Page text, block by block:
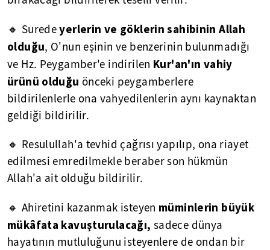
🔸 Suredeyerlerin ve göklerin sahibinin Allah
olduğu, O'nun eşinin ve benzerinin bulunmadığı
ve Hz. Peygamber'e indirilen Kur'an'ın vahiy
ürünü olduğu önceki peygamberlere
bildirilenlerle ona vahyedilenlerin aynı kaynaktan
geldiği bildirilir.
🔸 Resulullah'a tevhid çağrısı yapılıp, ona riayet
edilmesi emredilmekle beraber son hükmün
Allah'a ait olduğu bildirilir.
🔸 Ahiretini kazanmak isteyen müminlerin büyük
mükâfata kavuşturulacağı, sadece dünya
hayatının mutluluğunu isteyenlere de ondan bir